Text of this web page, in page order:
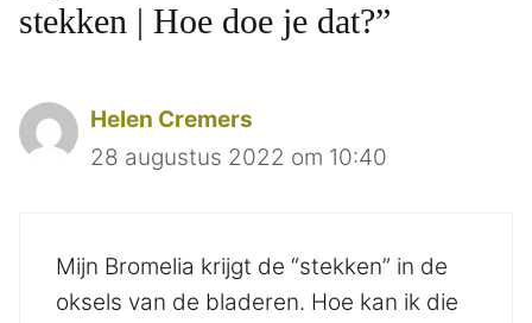
stekken | Hoe doe je dat?”
Helen Cremers
28 augustus 2022 om 10:40
Mijn Bromelia krijgt de “stekken” in de
oksels van de bladeren. Hoe kan ik die